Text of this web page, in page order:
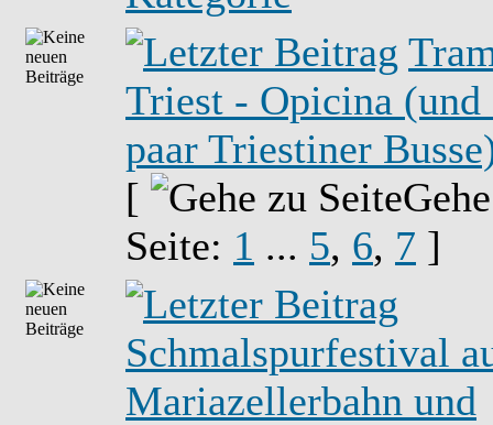
Triest - Opicina (und
paar Triestiner
[
Seite: 1 ... 5, 6, 7 ]
Schmalspurfestival
Mariazellerbahn und